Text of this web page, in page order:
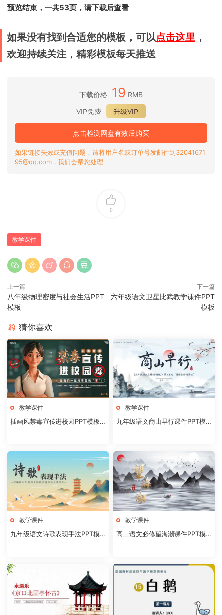
预览结束，一共53页，请下载后查看
如果没有找到合适您的模板，可以点击这里 ，
欢迎持续关注，精彩模板每天推送
下载价格 19 RMB
VIP免费
升级VIP
点击检测网盘有效后购买
如果链接失效或充值问题，请将用户名或订单号发邮件到32041671
95@qq.com，我们会帮您处理
0
教学课件
上一篇
八年级物理密度与社会生活PPT
模板
下一篇
六年级语文卫星比武教学课件PPT
模板
猜你喜欢
教学课件
插画风禁毒宣传进校园PPT模板2
教学课件
九年级语文商山早行课件PPT模
教学课件
九年级语文诗歌表现手法PPT模
教学课件
高二语文必修望海潮课件PPT模